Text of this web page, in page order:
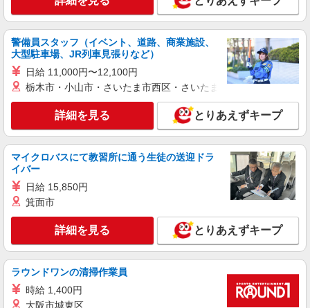
福岡市東区水谷
キープ 詳細を見る
警備員スタッフ（イベント、道路、商業施設、
大型駐車場、JR列車見張りなど）
日給 11,000円〜12,100円
栃木市・小山市・さいたま市西区・さいたま市岩槻区・久喜市・
詳細を見る とりあえずキープ
マイクロバスにて教習所に通う生徒の送迎ドラ
イバー
日給 15,850円
箕面市
詳細を見る とりあえずキープ
ラウンドワンの清掃作業員
時給 1,400円
大阪市城東区